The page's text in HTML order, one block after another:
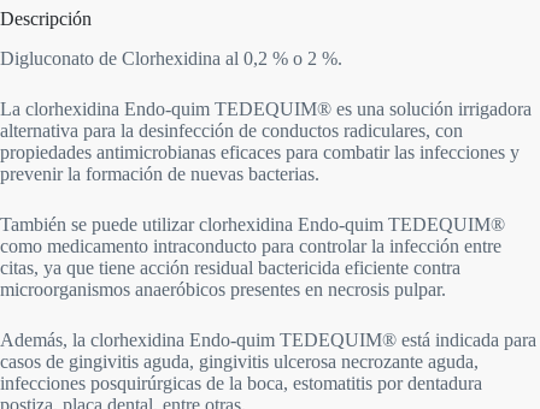
Descripción
Digluconato de Clorhexidina al 0,2 % o 2 %.
La clorhexidina Endo-quim TEDEQUIM® es una solución irrigadora
alternativa para la desinfección de conductos radiculares, con
propiedades antimicrobianas eficaces para combatir las infecciones y
prevenir la formación de nuevas bacterias.
También se puede utilizar clorhexidina Endo-quim TEDEQUIM®
como medicamento intraconducto para controlar la infección entre
citas, ya que tiene acción residual bactericida eficiente contra
microorganismos anaeróbicos presentes en necrosis pulpar.
Además, la clorhexidina Endo-quim TEDEQUIM® está indicada para
casos de gingivitis aguda, gingivitis ulcerosa necrozante aguda,
infecciones posquirúrgicas de la boca, estomatitis por dentadura